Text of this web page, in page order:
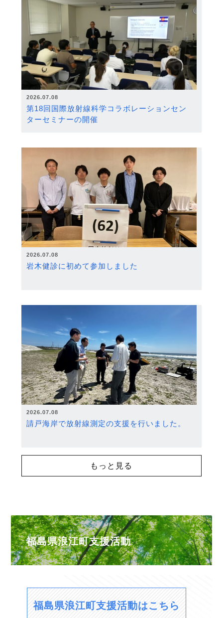
2026.07.08
第18回国際放射線科学コラボレーションセン
ターセミナーの開催
2026.07.08
岩木健診に初めて参加しました
2026.07.08
請戸海岸で放射線測定の支援を行いました。
もっと見る
福島県浪江町支援活動
福島県浪江町支援活動はこちら